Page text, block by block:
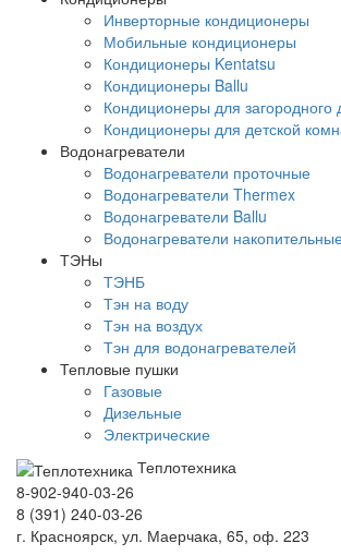
Инверторные кондиционеры
Мобильные кондиционеры
Кондиционеры Kentatsu
Кондиционеры Ballu
Кондиционеры для загородного
Кондиционеры для детской
Водонагреватели
Водонагреватели проточные
Водонагреватели Thermex
Водонагреватели Ballu
Водонагреватели
ТЭНы
ТЭНБ
Тэн на воду
Тэн на воздух
Тэн для водонагревателей
Тепловые пушки
Газовые
Дизельные
Электрические
Теплотехника
8-902-940-03-26
8 (391) 240-03-26
г. Красноярск, ул. Маерчака, 65, оф. 223